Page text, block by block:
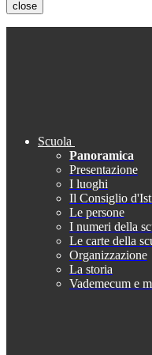
close
Scuola
Panoramica
Presentazione
I luoghi
Il Consiglio
Le persone
I numeri della
Le carte della
Organizzazione
La storia
Vademecum e